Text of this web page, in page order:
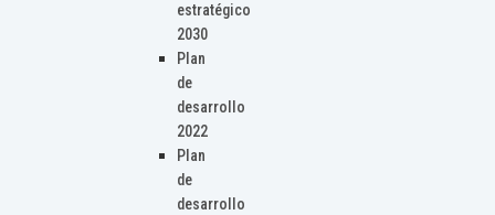
estratégico
2030
Plan
de
desarrollo
2022
Plan
de
desarrollo